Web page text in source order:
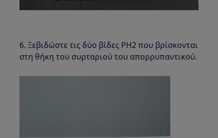
6. Ξεβιδώστε τις δύο βίδες PH2 που βρίσκονται
στη θήκη του συρταριού του απορρυπαντικού.